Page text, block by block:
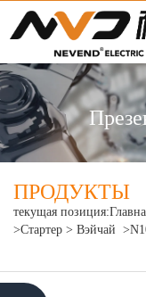
ПРОДУКТЫ
текущая позиция:
>Стартер > Вэйчай